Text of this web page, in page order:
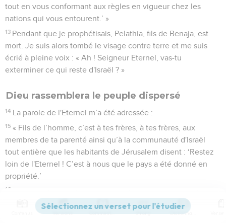
tout en vous conformant aux règles en vigueur chez les
nations qui vous entourent.’ »
13 Pendant que je prophétisais, Pelathia, fils de Benaja, est
mort. Je suis alors tombé le visage contre terre et me suis
écrié à pleine voix : « Ah ! Seigneur Eternel, vas-tu
exterminer ce qui reste d'Israël ? »
Dieu rassemblera le peuple dispersé
14 La parole de l'Eternel m’a été adressée :
15 « Fils de l’homme, c’est à tes frères, à tes frères, aux
membres de ta parenté ainsi qu’à la communauté d'Israël
tout entière que les habitants de Jérusalem disent : ‘Restez
loin de l'Eternel ! C’est à nous que le pays a été donné en
propriété.’
16
l'Eternel : Même si je les tiens éloignés parmi les nations,
même si je les ai éparpillés dans divers pays, je serai pour
Versions Commentaires Strong